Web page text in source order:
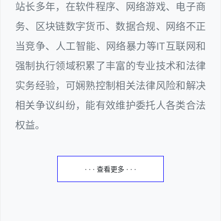
站长多年，在软件程序、网络游戏、电子商
务、区块链数字货币、数据合规、网络不正
当竞争、人工智能、网络暴力等IT互联网和
强制执行领域积累了丰富的专业技术和法律
实务经验，可娴熟控制相关法律风险和解决
相关争议纠纷，能有效维护委托人各类合法
权益。
· · · 查看更多 · · ·